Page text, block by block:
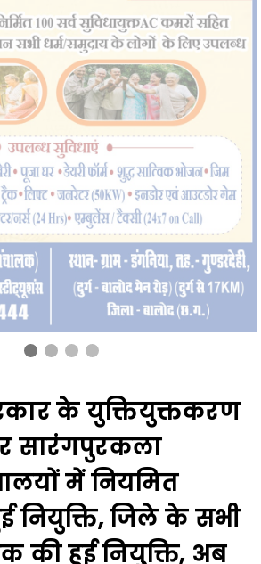
के युक्तियुक्तकरण
सारंगपुरकला
में नियमित
नियुक्ति, जिले के सभी
की हुई नियुक्ति, अब